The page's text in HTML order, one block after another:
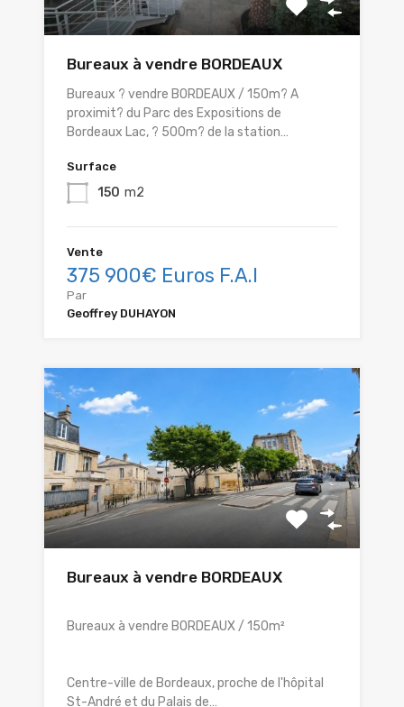
Bureaux à vendre BORDEAUX
Bureaux ? vendre BORDEAUX / 150m? A
proximit? du Parc des Expositions de
Bordeaux Lac, ? 500m? de la station…
Surface
150 m2
Vente
375 900€ Euros F.A.I
Par
Geoffrey DUHAYON
Bureaux à vendre BORDEAUX
Bureaux à vendre BORDEAUX / 150m²
Centre-ville de Bordeaux, proche de l'hôpital
St-André et du Palais de…